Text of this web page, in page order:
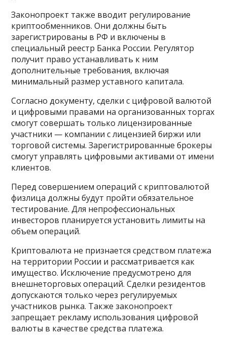
Законопроект также вводит регулирование
криптообменников. Они должны быть
зарегистрированы в РФ и включены в
специальный реестр Банка России. Регулятор
получит право устанавливать к ним
дополнительные требования, включая
минимальный размер уставного капитала.
Согласно документу, сделки с цифровой валютой
и цифровыми правами на организованных торгах
смогут совершать только лицензированные
участники — компании с лицензией биржи или
торговой системы. Зарегистрированные брокеры
смогут управлять цифровыми активами от имени
клиентов.
Перед совершением операций с криптовалютой
физлица должны будут пройти обязательное
тестирование. Для непрофессиональных
инвесторов планируется установить лимиты на
объем операций.
Криптовалюта не признается средством платежа
на территории России и рассматривается как
имущество. Исключение предусмотрено для
внешнеторговых операций. Сделки резидентов
допускаются только через регулируемых
участников рынка. Также законопроект
запрещает рекламу использования цифровой
валюты в качестве средства платежа.